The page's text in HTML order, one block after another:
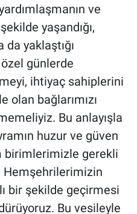
ve
yaşandığı,
yaklaştığı
günlerde
ihtiyaç sahiplerini
olan bağlarımızı
Bu anlayışla
huzur ve güven
birimlerimizle gerekli
Hemşehrilerimizin
bir şekilde geçirmesi
Bu vesileyle